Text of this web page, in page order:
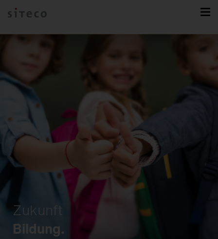
Zukunft
Bildung.